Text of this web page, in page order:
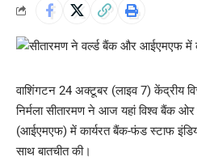
वाशिंगटन 24 अक्टूबर (लाइव 7) केंद्रीय
निर्मला सीतारमण ने आज यहां विश्व बैंक ओर
(आईएमएफ) में कार्यरत बैंक-फंड स्टाफ
साथ बातचीत की।